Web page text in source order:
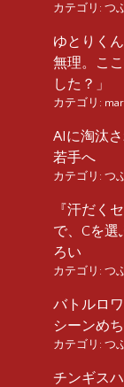
カテゴリ: つ
ゆとりく
無理。こ
した？」
カテゴリ:
AIに淘汰
若手へ
カテゴリ: つ
『汗だく
で、Cを
ろい
カテゴリ: つ
バトルロ
シーンめ
カテゴリ: つ
チンギス